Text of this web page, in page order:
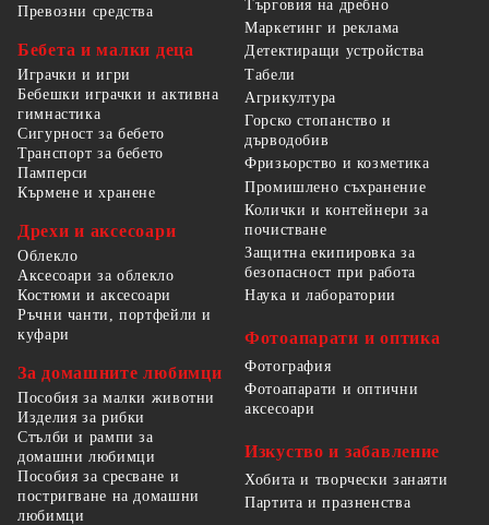
Превозни средства
Бебета и малки деца
Играчки и игри
Бебешки играчки и активна
гимнастика
Сигурност за бебето
Транспорт за бебето
Памперси
Кърмене и хранене
Дрехи и аксесоари
Облекло
Аксесоари за облекло
Костюми и аксесоари
Ръчни чанти, портфейли и
куфари
За домашните любимци
Пособия за малки животни
Изделия за рибки
Стълби и рампи за
домашни любимци
Пособия за сресване и
постригване на домашни
любимци
Търговия на дребно
Маркетинг и реклама
Детектиращи устройства
Табели
Агрикултура
Горско стопанство и
дърводобив
Фризьорство и козметика
Промишлено съхранение
Колички и контейнери за
почистване
Защитна екипировка за
безопасност при работа
Наука и лаборатории
Фотоапарати и оптика
Фотография
Фотоапарати и оптични
аксесоари
Изкуство и забавление
Хобита и творчески занаяти
Партита и празненства